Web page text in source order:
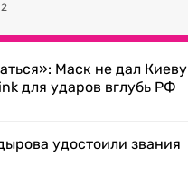
Маск не дал Киеву
для ударов вглубь РФ
удостоили звания